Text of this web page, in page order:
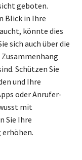
geboten.
Blick in Ihre
könnte dies
sich auch über die
Schützen Sie
und Ihre
oder Anrufer-
mit
Sie Ihre